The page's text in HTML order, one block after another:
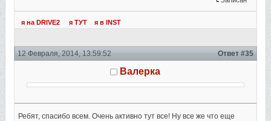
я на DRIVE2 я ТУТ я в INST
12 Февраля, 2014, 13:59:52 Ответ #35
Валерка
Ребят, спасибо всем. Очень активно тут все! Ну все же что еще